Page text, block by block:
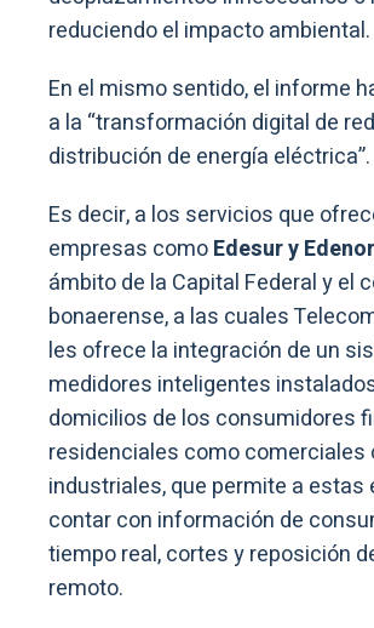
reduciendo el impacto ambiental.
En el mismo sentido, el informe
a la “transformación digital de
distribución de energía eléctrica”.
Es decir, a los servicios que
empresas comoEdesur y
ámbito de la Capital Federal y el
bonaerense, a las cuales
les ofrece la integración de un
medidores inteligentes
domicilios de los consumidores
residenciales como comerciales
industriales, que permite a estas
contar con información de
tiempo real, cortes y reposición
remoto.